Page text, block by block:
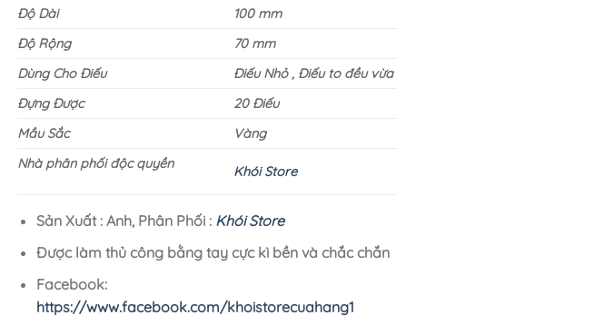
Độ Dài
100 mm
Độ Rộng
70 mm
Dùng Cho Điếu
Điếu Nhỏ , Điếu to đều vừa
Đựng Được
20 Điếu
Mầu Sắc
Vàng
Nhà phân phối độc quyền
Khói Store
Sản Xuất : Anh, Phân Phối : Khói Store
Được làm thủ công bằng tay cực kì bền và chắc chắn
Facebook:
https://www.facebook.com/khoistorecuahang1